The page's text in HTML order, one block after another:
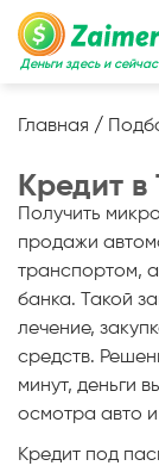
Деньги здесь и сейчас
Кредит под
Кредит под
Кредит под
Кредит
Кредит для
Жизненный
Полезные
Кредитный
Главная /
Кредит
Получить
продажи
транспортом,
банка. Такой
лечение,
средств.
минут, деньги
осмотра авто
Кредит под